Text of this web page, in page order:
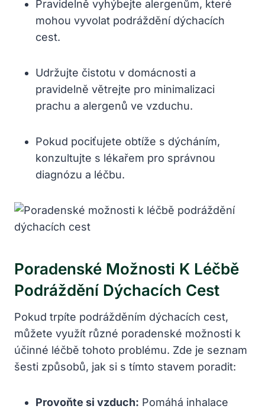
Pravidelně ‌vyhýbejte​ alergenům, ‍které
mohou ‌vyvolat podráždění dýchacích
cest.
Udržujte čistotu v domácnosti a
pravidelně větrejte pro minimalizaci
prachu a alergenů ve‌ vzduchu.
Pokud pociťujete obtíže s dýcháním,
konzultujte ‌s lékařem pro ⁣správnou
diagnózu a léčbu.
Poradenské Možnosti K Léčbě
Podráždění Dýchacích Cest
Pokud trpíte podrážděním dýchacích ⁢cest,
můžete využít různé poradenské možnosti ‌k
účinné léčbě​ tohoto⁣ problému. Zde je‌ seznam
šesti⁤ způsobů, jak si s tímto stavem poradit:
Provoňte si vzduch: Pomáhá‍ inhalace